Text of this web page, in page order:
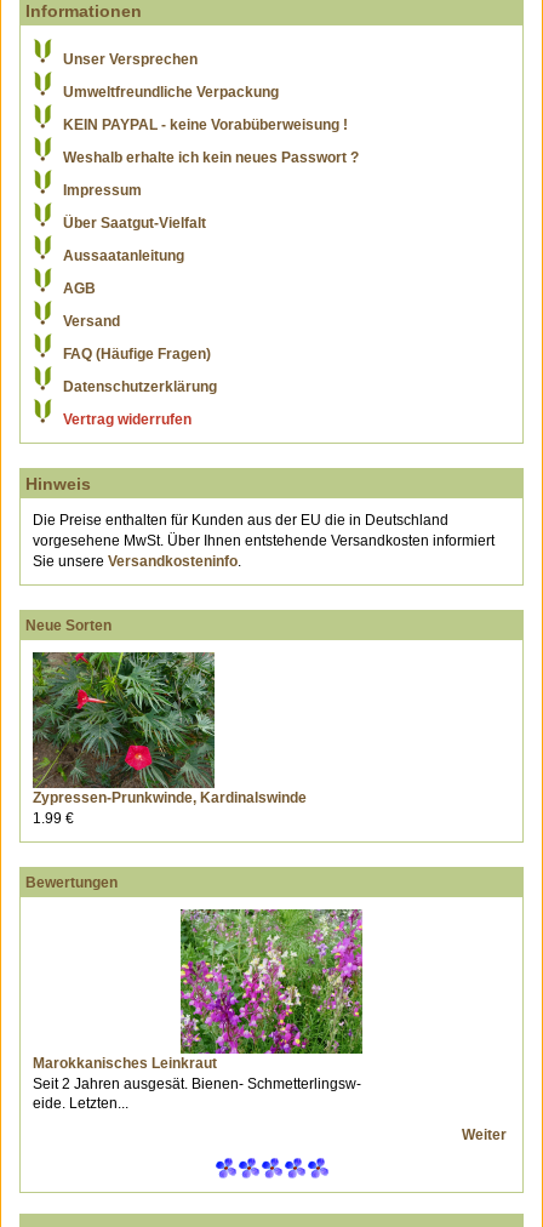
Informationen
Unser Versprechen
Umweltfreundliche Verpackung
KEIN PAYPAL - keine Vorabüberweisung !
Weshalb erhalte ich kein neues Passwort ?
Impressum
Über Saatgut-Vielfalt
Aussaatanleitung
AGB
Versand
FAQ (Häufige Fragen)
Datenschutzerklärung
Vertrag widerrufen
Hinweis
Die Preise enthalten für Kunden aus der EU die in Deutschland
vorgesehene MwSt. Über Ihnen entstehende Versandkosten informiert
Sie unsere Versandkosteninfo.
Neue Sorten
Zypressen-Prunkwinde, Kardinalswinde
1.99 €
Bewertungen
Marokkanisches Leinkraut
Seit 2 Jahren ausgesät. Bienen- Schmetterlingsw-
eide. Letzten...
Weiter